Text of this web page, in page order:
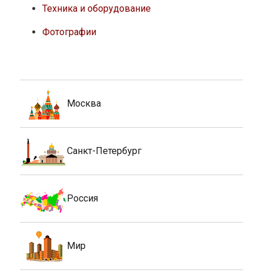
Техника и оборудование
Фотографии
Москва
Санкт-Петербург
Россия
Мир